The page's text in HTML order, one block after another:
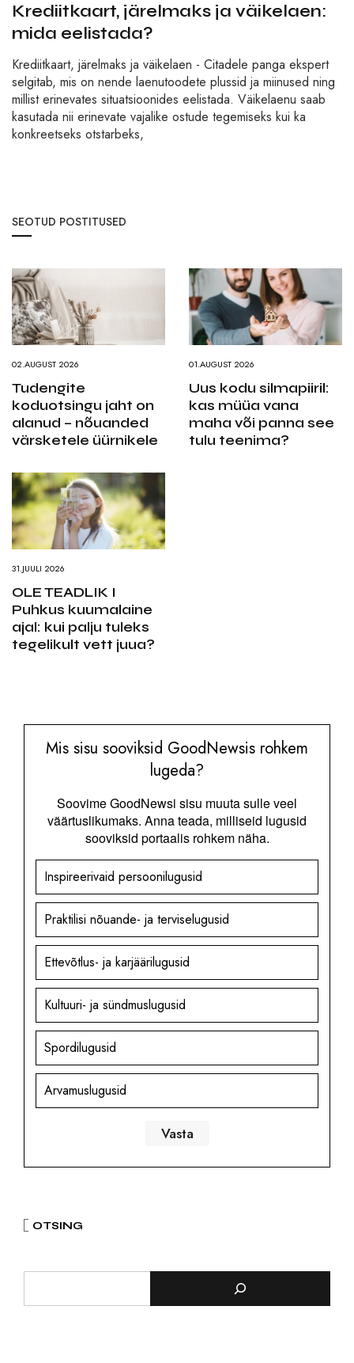
Krediitkaart, järelmaks ja väikelaen:
mida eelistada?
Krediitkaart, järelmaks ja väikelaen - Citadele panga ekspert
selgitab, mis on nende laenutoodete plussid ja miinused ning
millist erinevates situatsioonides eelistada. Väikelaenu saab
kasutada nii erinevate vajalike ostude tegemiseks kui ka
konkreetseks otstarbeks,
SEOTUD POSTITUSED
02.AUGUST 2026
Tudengite
koduotsingu jaht on
alanud – nõuanded
värsketele üürnikele
01.AUGUST 2026
Uus kodu silmapiiril:
kas müüa vana
maha või panna see
tulu teenima?
31.JUULI 2026
OLE TEADLIK I
Puhkus kuumalaine
ajal: kui palju tuleks
tegelikult vett juua?
Mis sisu sooviksid GoodNewsis rohkem
lugeda?
Soovime GoodNewsi sisu muuta sulle veel
väärtuslikumaks. Anna teada, milliseid lugusid
sooviksid portaalis rohkem näha.
Inspireerivaid persoonilugusid
Praktilisi nõuande- ja terviselugusid
Ettevõtlus- ja karjäärilugusid
Kultuuri- ja sündmuslugusid
Spordilugusid
Arvamuslugusid
OTSING